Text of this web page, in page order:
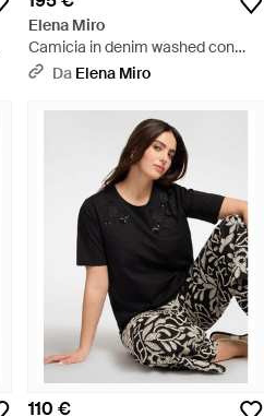
Elena Miro
Camicia in denim washed con
foulard - Blu
Da Elena Miro
110 €